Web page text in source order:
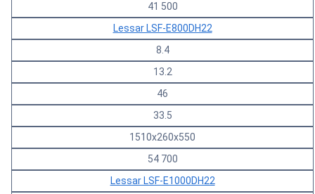
41 500
Lessar LSF-E800DH22
8.4
13.2
46
33.5
1510x260x550
54 700
Lessar LSF-E1000DH22